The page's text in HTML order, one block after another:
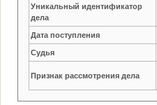
Уникальный идентификатор
дела
Дата поступления
Судья
Признак рассмотрения дела